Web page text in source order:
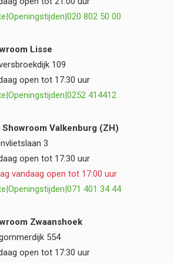
plezier terug
|Openingstijden|020 802 50 00
Lisse
109
open tot 17:30 uur
|Openingstijden|0252 414412
Showroom Valkenburg (ZH)
3
open tot 17:30 uur
vandaag open tot 17:00 uur
|Openingstijden|071 401 34 44
Zwaanshoek
554
open tot 17:30 uur